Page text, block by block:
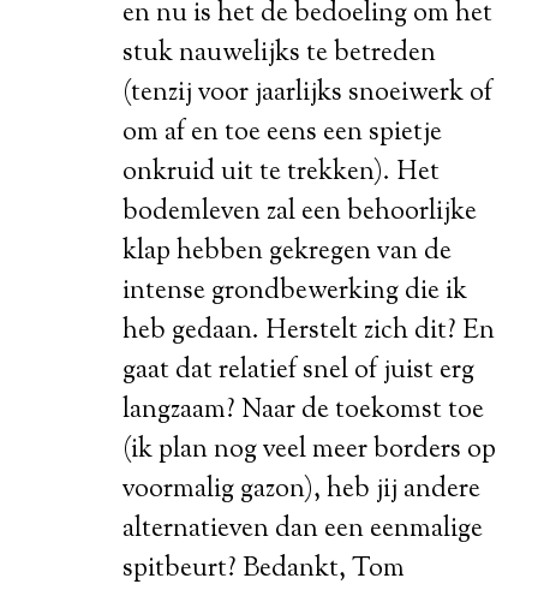
en nu is het de bedoeling om het
stuk nauwelijks te betreden
(tenzij voor jaarlijks snoeiwerk of
om af en toe eens een spietje
onkruid uit te trekken). Het
bodemleven zal een behoorlijke
klap hebben gekregen van de
intense grondbewerking die ik
heb gedaan. Herstelt zich dit? En
gaat dat relatief snel of juist erg
langzaam? Naar de toekomst toe
(ik plan nog veel meer borders op
voormalig gazon), heb jij andere
alternatieven dan een eenmalige
spitbeurt? Bedankt, Tom